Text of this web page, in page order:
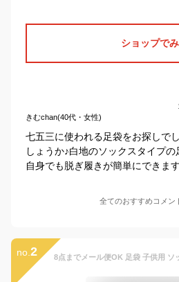
ショップで
きむchan(40代・女性)
七五三に使われる足袋をお探しで
しょうか♪白地のソックスタイプ
自身でも脱ぎ履きが簡単にできます
全てのおすすめコメン
no. 2